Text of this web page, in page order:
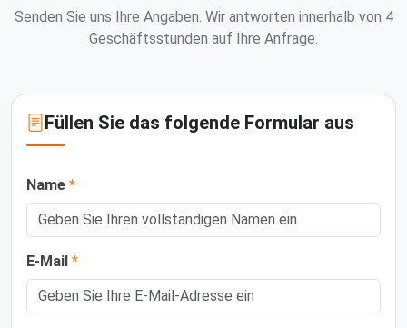
Senden Sie uns Ihre Angaben. Wir antworten innerhalb von 4
Geschäftsstunden auf Ihre Anfrage.
Füllen Sie das folgende Formular aus
Name *
E-Mail *